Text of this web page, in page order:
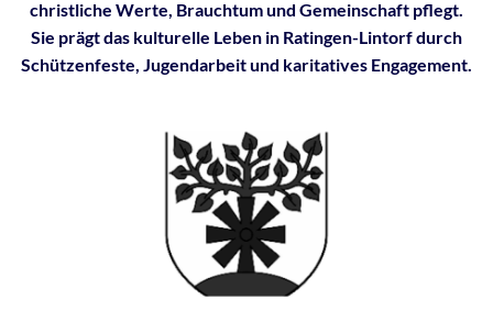
christliche Werte, Brauchtum und Gemeinschaft pflegt.
Sie prägt das kulturelle Leben in Ratingen-Lintorf durch
Schützenfeste, Jugendarbeit und karitatives Engagement.